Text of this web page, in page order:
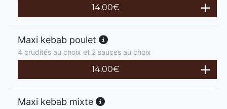
14.00€
Maxi kebab poulet
4 crudités au choix et 2 sauces au choix
14.00€
Maxi kebab mixte